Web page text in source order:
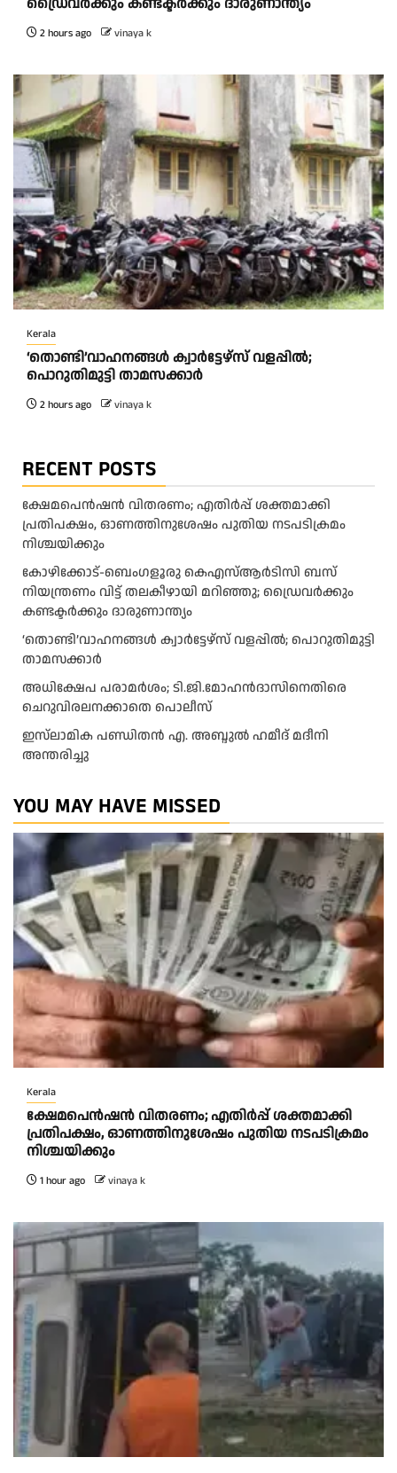
ഡ്രെെവർക്കും കണ്ടക്ടർക്കും ദാരുണാന്ത്യം
2 hours ago vinaya k
Kerala
‘തൊണ്ടി’വാഹനങ്ങൾ ക്വാർട്ടേഴ്സ്‌ വളപ്പിൽ;
പൊറുതിമുട്ടി താമസക്കാർ
2 hours ago vinaya k
RECENT POSTS
ക്ഷേമപെൻഷൻ വിതരണം; എതിർപ്പ് ശക്തമാക്കി
പ്രതിപക്ഷം, ഓണത്തിനുശേഷം പുതിയ നടപടിക്രമം
നിശ്ചയിക്കും
കോഴിക്കോട്-ബെംഗളൂരു കെഎസ്ആര്‍ടിസി ബസ്
നിയന്ത്രണം വിട്ട് തലകീഴായി മറിഞ്ഞു; ഡ്രെെവർക്കും
കണ്ടക്ടർക്കും ദാരുണാന്ത്യം
‘തൊണ്ടി’വാഹനങ്ങൾ ക്വാർട്ടേഴ്സ്‌ വളപ്പിൽ; പൊറുതിമുട്ടി
താമസക്കാർ
അധിക്ഷേപ പരാമര്‍ശം; ടി.ജി.മോഹന്‍ദാസിനെതിരെ
ചെറുവിരലനക്കാതെ പൊലീസ്
ഇസ്‍ലാമിക പണ്ഡിതൻ എ. അബ്ദുൽ ഹമീദ് മദീനി
അന്തരിച്ചു
YOU MAY HAVE MISSED
Kerala
ക്ഷേമപെൻഷൻ വിതരണം; എതിർപ്പ് ശക്തമാക്കി
പ്രതിപക്ഷം, ഓണത്തിനുശേഷം പുതിയ നടപടിക്രമം
നിശ്ചയിക്കും
1 hour ago vinaya k